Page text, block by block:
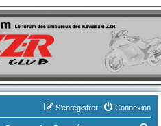
Connexion
S’enregistrer